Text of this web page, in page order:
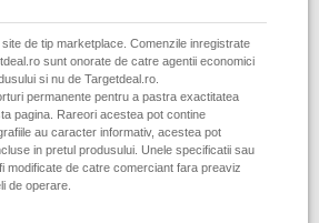
de tip marketplace. Comenzile inregistrate
sunt onorate de catre agentii economici
si nu de Targetdeal.ro.
permanente pentru a pastra exactitatea
pagina. Rareori acestea pot contine
au caracter informativ, acestea pot
in pretul produsului. Unele specificatii sau
modificate de catre comerciant fara preaviz
de operare.